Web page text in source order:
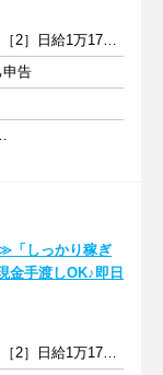
［1］日給9500～1万2000円 ［2］日給1万1750～1万4375円＋交通費
申告
(3)草津駅
「しっかり稼ぎ
金手渡しOK♪即日
［1］日給9500～1万2000円 ［2］日給1万1750～1万4375円＋交通費